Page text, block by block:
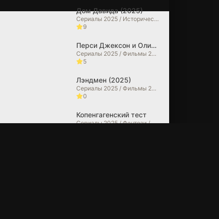
Дом Давида (2025)
Сериалы 2025 / Исторические фильмы / Фильмы 2025 / Фильмы в 4K
9
Перси Джексон и Олимпийцы (2025)
Сериалы 2025 / Фильмы 2025 / Фэнтези / Фильмы-приключения / Боевики / Зарубежные сериалы / Фильмы в 4K
5
Лэндмен (2025)
Сериалы 2025 / Фильмы 2025 / Драмы / Зарубежные сериалы
0
Копенгагенский тест
Сериалы 2025 / Фэнтези / Фантастические / Боевики / Зарубежные сериалы
Вне юрисдикции
(2025)